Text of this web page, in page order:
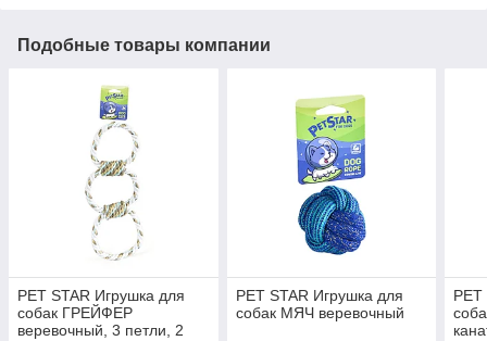
Подобные товары компании
PET STAR Игрушка для
собак ГРЕЙФЕР
веревочный, 3 петли, 2
PET STAR Игрушка для
собак МЯЧ веревочный
PET